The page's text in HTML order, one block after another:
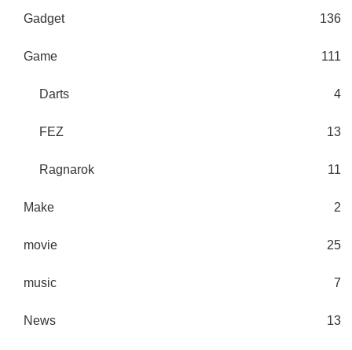
Gadget 136
Game 111
Darts 4
FEZ 13
Ragnarok 11
Make 2
movie 25
music 7
News 13